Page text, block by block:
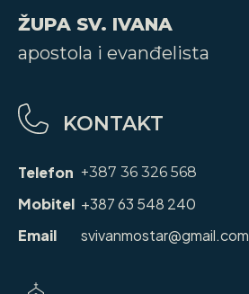
ŽUPA SV. IVANA
apostola i evanđelista
KONTAKT
Telefon +387 36 326 568
Mobitel +387 63 548 240
Email
svivanmostar@gmail.com